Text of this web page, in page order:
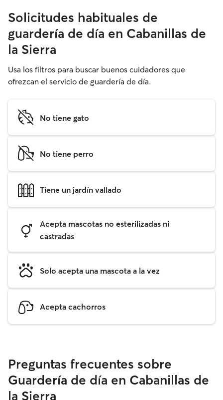
Solicitudes habituales de
guardería de día en Cabanillas de
la Sierra
Usa los filtros para buscar buenos cuidadores que
ofrezcan el servicio de guardería de día.
No tiene gato
No tiene perro
Tiene un jardín vallado
Acepta mascotas no esterilizadas ni
castradas
Solo acepta una mascota a la vez
Acepta cachorros
Preguntas frecuentes sobre
Guardería de día en Cabanillas de
la Sierra